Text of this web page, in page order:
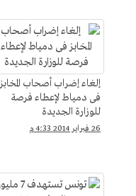
إلغاء إضراب أصحاب المخابز
فى دمياط لإعطاء فرصة
للوزارة الجديدة
26 فبراير 2014 4:33 م